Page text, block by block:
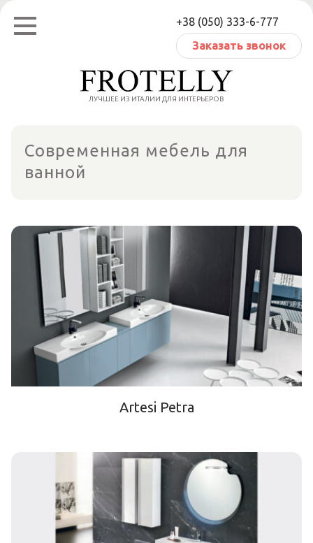
Перейти
содержанию
+38 (050) 333-6-777
Заказать звонок
ЛУЧШЕЕ ИЗ ИТАЛИИ ДЛЯ ИНТЕРЬЕРОВ
Cовременная мебель для
ванной
Artesi Petra